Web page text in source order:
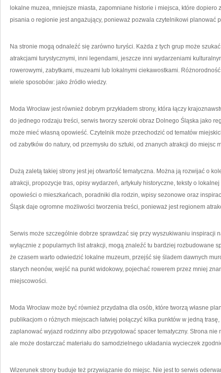
lokalne muzea, mniejsze miasta, zapomniane historie i miejsca, które dopiero
pisania o regionie jest angażujący, ponieważ pozwala czytelnikowi planować
Na stronie mogą odnaleźć się zarówno turyści. Każda z tych grup może
atrakcjami turystycznymi, inni legendami, jeszcze inni wydarzeniami
rowerowymi, zabytkami, muzeami lub lokalnymi ciekawostkami.
wiele sposobów: jako źródło wiedzy.
Moda Wrocław jest również dobrym przykładem strony, która łączy
do jednego rodzaju treści, serwis tworzy szeroki obraz Dolnego Śląska jako
może mieć własną opowieść. Czytelnik może przechodzić od tematów
od zabytków do natury, od przemysłu do sztuki, od znanych atrakcji do miejsc
Dużą zaletą takiej strony jest jej otwartość tematyczna. Można ją rozwijać o
atrakcji, propozycje tras, opisy wydarzeń, artykuły historyczne, teksty o
opowieści o mieszkańcach, poradniki dla rodzin, wpisy sezonowe oraz
Śląsk daje ogromne możliwości tworzenia treści, ponieważ jest regionem
Serwis może szczególnie dobrze sprawdzać się przy wyszukiwaniu inspiracji
wyłącznie z popularnych list atrakcji, mogą znaleźć tu bardziej rozbudowane
że czasem warto odwiedzić lokalne muzeum, przejść się śladem dawnych
starych neonów, wejść na punkt widokowy, pojechać rowerem przez mniej
miejscowości.
Moda Wrocław może być również przydatna dla osób, które tworzą własne
publikacjom o różnych miejscach łatwiej połączyć kilka punktów w jedną
zaplanować wyjazd rodzinny albo przygotować spacer tematyczny. Strona
ale może dostarczać materiału do samodzielnego układania wycieczek
Wizerunek strony buduje też przywiązanie do miejsc. Nie jest to serwis